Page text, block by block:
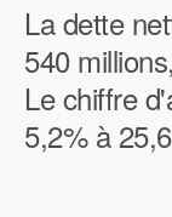
La dette
540
Le chiffre
5,2% à